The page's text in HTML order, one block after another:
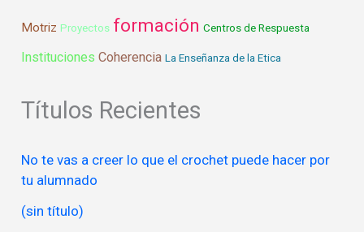
Motriz Proyectos formación Centros de Respuesta
Instituciones Coherencia La Enseñanza de la Etica
Títulos Recientes
No te vas a creer lo que el crochet puede hacer por
tu alumnado
(sin título)